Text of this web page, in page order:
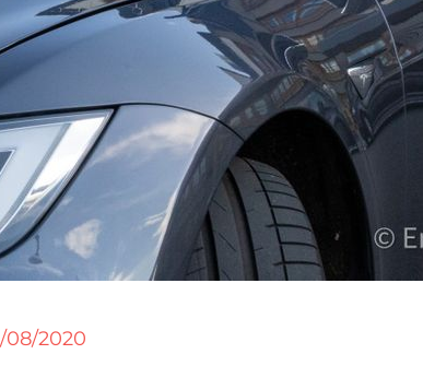
08/2020